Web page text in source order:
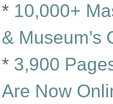
* 10,000+
& Museum’s
* 3,900
Are Now